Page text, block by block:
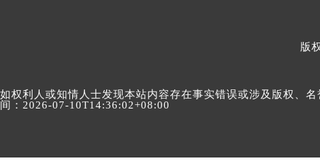
版
如权利人或知情人士发现本站内容存在事实错误或涉及版权、
间：2026-07-10T14:36:02+08:00